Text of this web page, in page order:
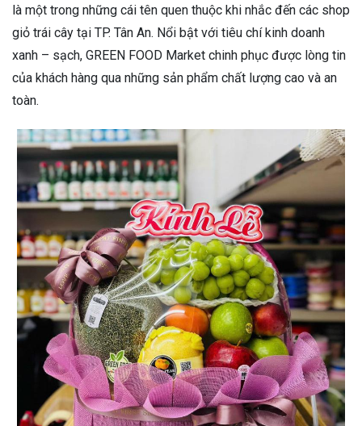
là một trong những cái tên quen thuộc khi nhắc đến các shop
giỏ trái cây tại TP. Tân An. Nổi bật với tiêu chí kinh doanh
xanh – sạch, GREEN FOOD Market chinh phục được lòng tin
của khách hàng qua những sản phẩm chất lượng cao và an
toàn.